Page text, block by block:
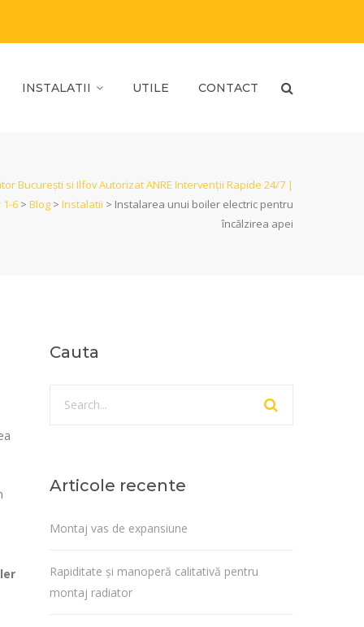
INSTALATII UTILE CONTACT
București si Ilfov Autorizat ANRE Intervenții Rapide 24/7 |
1-6 > Blog > Instalatii > Instalarea unui boiler electric pentru
încălzirea apei
Cauta
Articole recente
Montaj vas de expansiune
Rapiditate și manoperă calitativă pentru
montaj radiator